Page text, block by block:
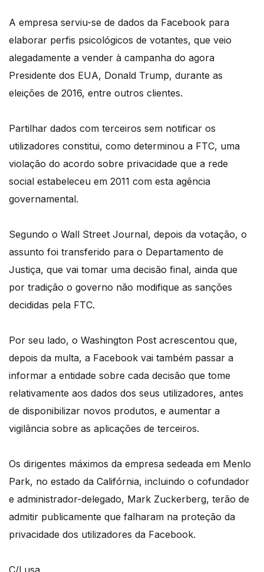
A empresa serviu-se de dados da Facebook para
elaborar perfis psicológicos de votantes, que veio
alegadamente a vender à campanha do agora
Presidente dos EUA, Donald Trump, durante as
eleições de 2016, entre outros clientes.
Partilhar dados com terceiros sem notificar os
utilizadores constitui, como determinou a FTC, uma
violação do acordo sobre privacidade que a rede
social estabeleceu em 2011 com esta agência
governamental.
Segundo o Wall Street Journal, depois da votação, o
assunto foi transferido para o Departamento de
Justiça, que vai tomar uma decisão final, ainda que
por tradição o governo não modifique as sanções
decididas pela FTC.
Por seu lado, o Washington Post acrescentou que,
depois da multa, a Facebook vai também passar a
informar a entidade sobre cada decisão que tome
relativamente aos dados dos seus utilizadores, antes
de disponibilizar novos produtos, e aumentar a
vigilância sobre as aplicações de terceiros.
Os dirigentes máximos da empresa sedeada em Menlo
Park, no estado da Califórnia, incluindo o cofundador
e administrador-delegado, Mark Zuckerberg, terão de
admitir publicamente que falharam na proteção da
privacidade dos utilizadores da Facebook.